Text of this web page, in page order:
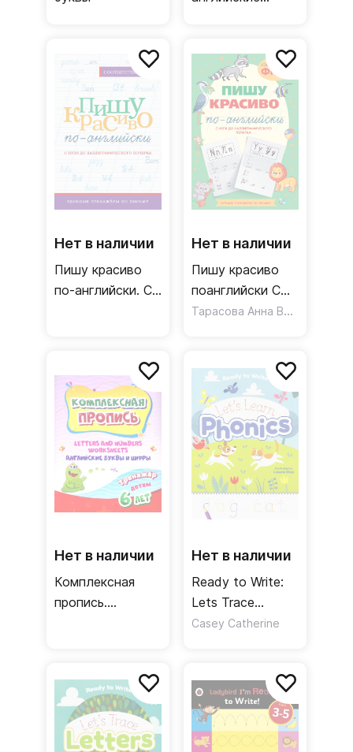
Нет в наличии
Пишу красиво
по-английски. С
Нет в наличии
Пишу красиво
поанглийски С
нуля до
Тарасова Анна Валерьевна
Нет в наличии
Комплексная
пропись.
Тренажёр для
детей 6 лет.
ФГОС
Нет в наличии
Ready to Write:
Lets Trace
Phonics
Casey Catherine